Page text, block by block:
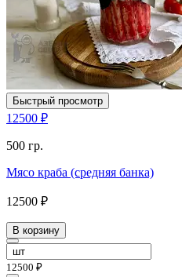
Быстрый просмотр
12500 ₽
500 гр.
Мясо краба (средняя банка)
12500 ₽
В корзину
12500 ₽